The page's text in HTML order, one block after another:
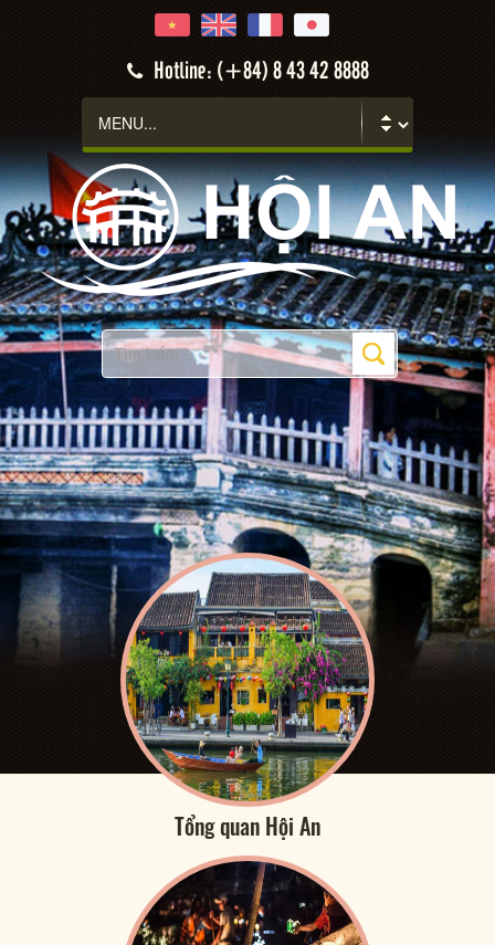
Hotline: (+84) 8 43 42 8888
Tổng quan Hội An